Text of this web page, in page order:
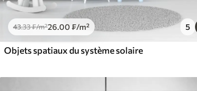
43.33₣/m²26.00 ₣/m² 5
Objets spatiaux du système solaire